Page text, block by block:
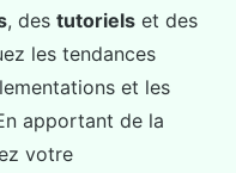
, des tutoriels et des
les tendances
et les
apportant de la
votre